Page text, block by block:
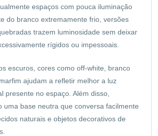
espaços com pouca iluminação
do branco extremamente frio, versões
trazem luminosidade sem deixar
rígidos ou impessoais.
escuros, cores como off-white, branco
ajudam a refletir melhor a luz
presente no espaço. Além disso,
uma base neutra que conversa facilmente
naturais e objetos decorativos de